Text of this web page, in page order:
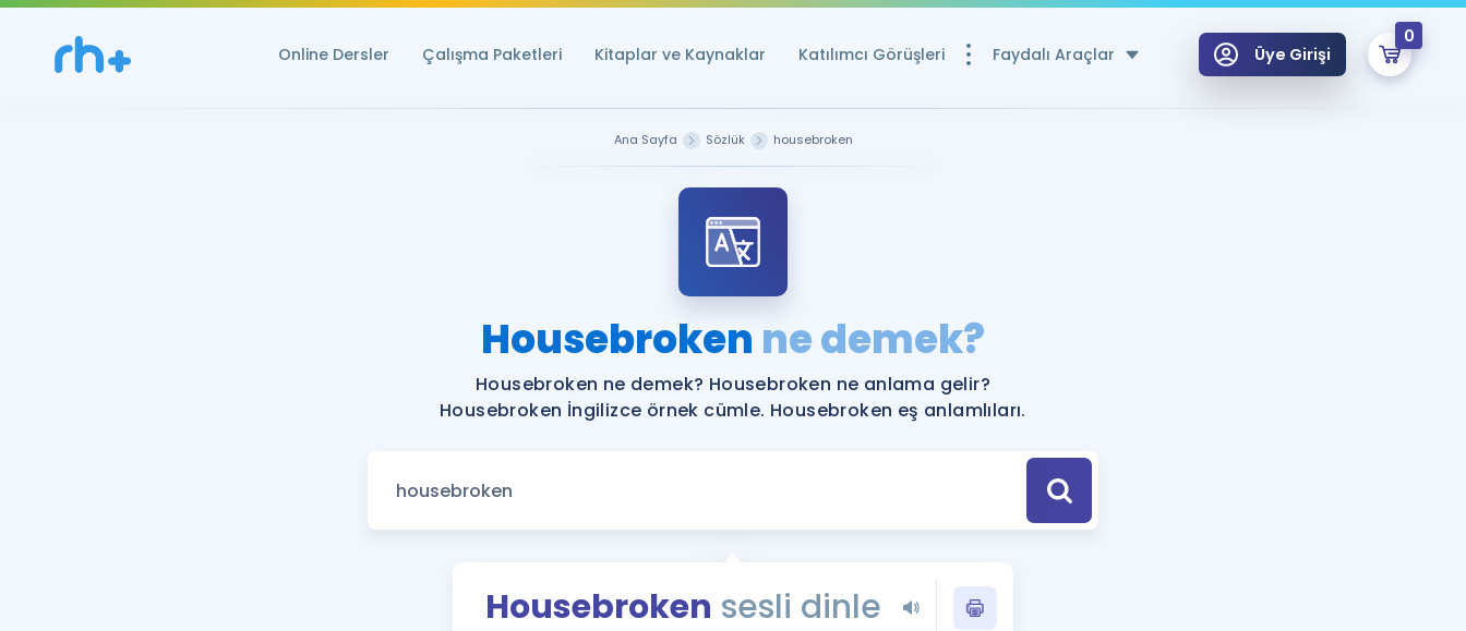
Online Dersler Çalışma Paketleri Kitaplar ve Kaynaklar Katılımcı Görüşleri Faydalı Araçlar
Ücretsiz Kaynaklar
YDS ve YÖKDİL Puan Hesaplama Aracı
YDS ve YÖKDİL'e Hazırlananlar için Öneriler
Tüm ÖSYM Sınavları Tek Takvimde
Blog
YDS - YÖKDİL Tüm Sınavlarla İlgili Haberler
Üye Girişi
0
Remzi Hoca ile seni sınava hazırlayacak onlarca eğitim seni bekliyor!
Ana Sayfa Sözlük housebroken
Housebroken ne demek?
Housebroken ne demek? Housebroken ne anlama gelir?
Housebroken İngilizce örnek cümle. Housebroken eş anlamlıları.
Housebroken sesli dinle